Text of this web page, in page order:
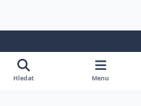
Hledat Menu